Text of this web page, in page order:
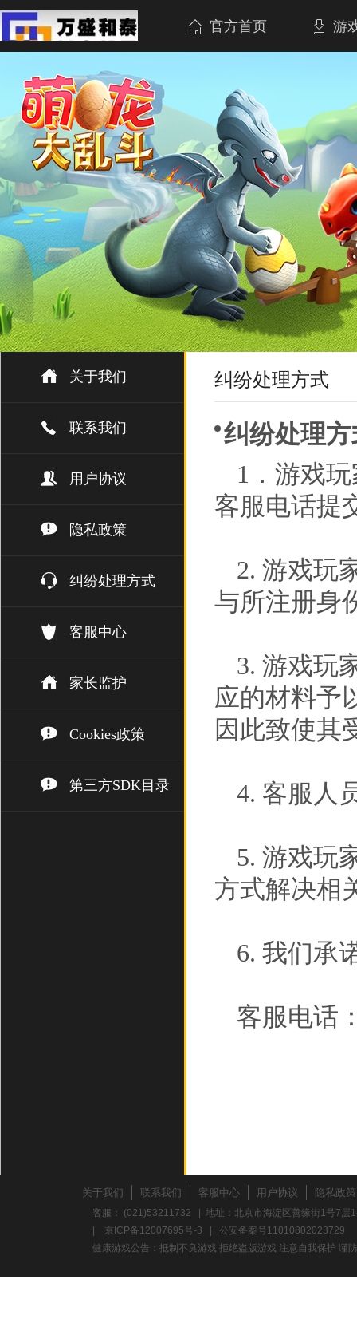
官方首页 游
关于我们
联系我们
用户协议
隐私政策
纠纷处理方式
客服中心
家长监护
Cookies政策
第三方SDK目录
纠纷处理方式
纠纷处理
1．游戏
客服电话提
2. 游戏玩
与所注册身
3. 游戏玩
应的材料予
因此致使其
4. 客服人
5. 游戏玩
方式解决相
6. 我们承
客服电话
关于我们 联系我们 客服中心 用户协议 隐私政策
客服： (021)53211732 | 地址：北京市海淀区善缘街1号7
京ICP备12007695号-3
公安备案号11010802023729
健康游戏公告：抵制不良游戏 拒绝盗版游戏 注意自我保护 谨